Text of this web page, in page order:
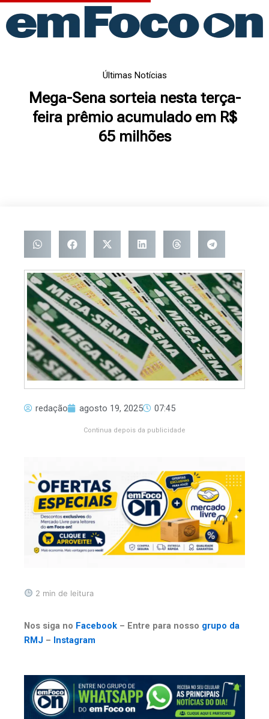
para
Últimas Notícias
Mega-Sena sorteia nesta terça-
feira prêmio acumulado em R$
65 milhões
redação agosto 19, 2025 07:45
Continua depois da publicidade
2 min de leitura
Nos siga no Facebook – Entre para nosso grupo da
RMJ – Instagram